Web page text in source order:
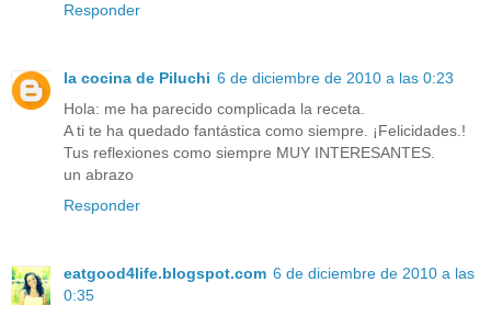
Responder
la cocina de Piluchi 6 de diciembre de 2010 a las 0:23
Hola: me ha parecido complicada la receta.
A ti te ha quedado fantástica como siempre. ¡Felicidades.!
Tus reflexiones como siempre MUY INTERESANTES.
un abrazo
Responder
eatgood4life.blogspot.com 6 de diciembre de 2010 a las
0:35